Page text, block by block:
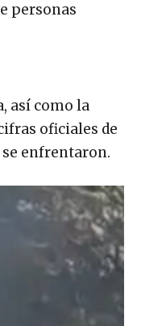
personas
así como la
oficiales de
enfrentaron.